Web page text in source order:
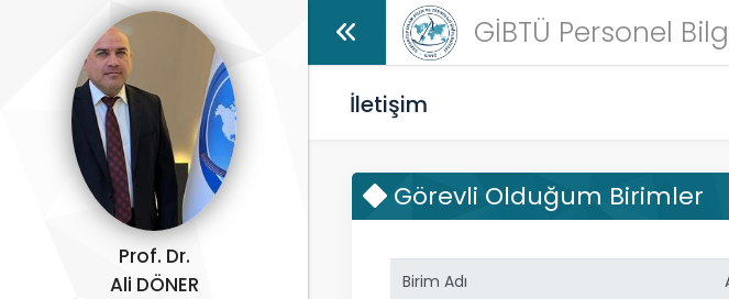
Prof. Dr.
Ali DÖNER
GİBTÜ Personel
İletişim
Görevli Olduğum Birimler
Birim Adı